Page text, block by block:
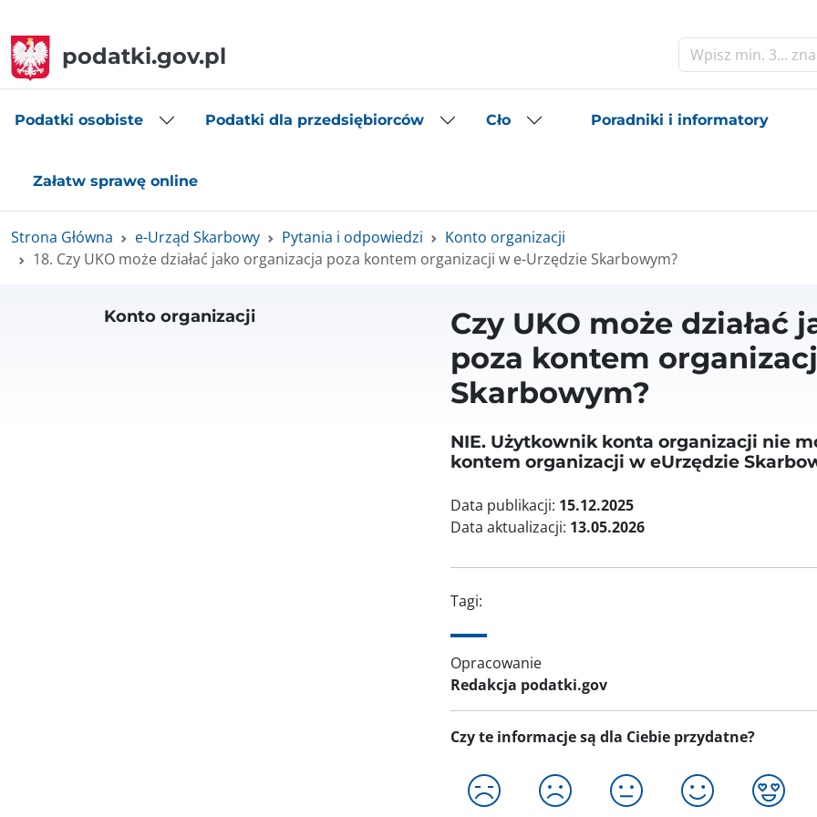
podatki.gov.pl
Podatki osobiste Podatki dla przedsiębiorców Cło Poradniki i informatory
Załatw sprawę online
Strona Główna e-Urząd Skarbowy Pytania i odpowiedzi
Konto organizacji
18. Czy UKO może działać jako organizacja poza kontem organizacji w e-Urzędzie Skarbowym?
Konto organizacji
Czy UKO może działać
poza kontem
Skarbowym?
NIE. Użytkownik konta organizacji nie
kontem organizacji w eUrzędzie
Data publikacji: 15.12.2025
Data aktualizacji: 13.05.2026
Tagi:
Opracowanie
Redakcja podatki.gov
Czy te informacje są dla Ciebie przydatne?